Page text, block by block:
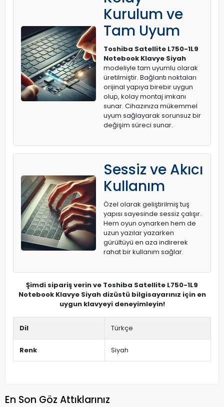
Kurulum ve
Tam Uyum
Toshiba Satellite L750-1L9
Notebook Klavye Siyah
modeliyle tam uyumlu olarak
üretilmiştir. Bağlantı noktaları
orijinal yapıya birebir uygun
olup, kolay montaj imkanı
sunar. Cihazınıza mükemmel
uyum sağlayarak sorunsuz bir
değişim süreci sunar.
Sessiz ve Akıcı
Kullanım
Özel olarak geliştirilmiş tuş
yapısı sayesinde sessiz çalışır.
Hem oyun oynarken hem de
uzun yazılar yazarken
gürültüyü en aza indirerek
rahat bir kullanım sağlar.
Şimdi sipariş verin ve Toshiba Satellite L750-1L9
Notebook Klavye Siyah dizüstü bilgisayarınız için en
uygun klavyeyi deneyimleyin!
Dil Türkçe
Renk Siyah
En Son Göz Attıklarınız